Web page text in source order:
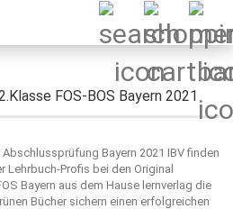
FOS-BOS Bayern 2021
Bayern 2021 IBV finden
Lehrbuch-Profis bei den Original
Bayern aus dem Hause lernverlag die
Bücher sichern einen erfolgreichen